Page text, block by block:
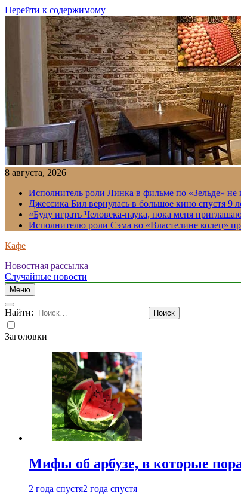
Перейти к содержимому
8 августа, 2026
Исполнитель роли Линка в фильме по «Зельде»
Джессика Бил вернулась в большое кино спустя 9
«Буду играть Человека-паука, пока меня
Исполнителю роли Сэма во «Властелине колец»
Кафе
Новостная рассылка
Случайные новости
Меню
Найти:
Заголовки
Мифы об арбузе, в которые
2 года спустя2 года спустя